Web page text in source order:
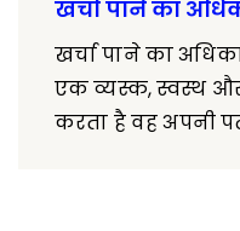
खर्चा पाने का
खर्चा पाने का
एक व्यस्क, स्वस्थ
करता है वह अपनी